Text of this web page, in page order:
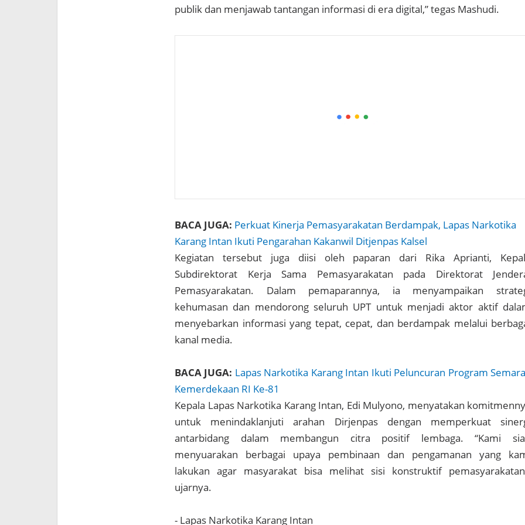
publik dan menjawab tantangan informasi di era digital,” tegas Mashudi.
BACA JUGA: Perkuat Kinerja Pemasyarakatan Berdampak, Lapas Narkotika
Karang Intan Ikuti Pengarahan Kakanwil Ditjenpas Kalsel
Kegiatan tersebut juga diisi oleh paparan dari Rika Aprianti,
Subdirektorat Kerja Sama Pemasyarakatan pada Direktorat
Pemasyarakatan. Dalam pemaparannya, ia menyampaikan
kehumasan dan mendorong seluruh UPT untuk menjadi aktor aktif
menyebarkan informasi yang tepat, cepat, dan berdampak melalui
kanal media.
BACA JUGA: Lapas Narkotika Karang Intan Ikuti Peluncuran Program
Kemerdekaan RI Ke-81
Kepala Lapas Narkotika Karang Intan, Edi Mulyono, menyatakan
untuk menindaklanjuti arahan Dirjenpas dengan memperkuat
antarbidang dalam membangun citra positif lembaga. “Kami
menyuarakan berbagai upaya pembinaan dan pengamanan yang
lakukan agar masyarakat bisa melihat sisi konstruktif
ujarnya.
- Lapas Narkotika Karang Intan